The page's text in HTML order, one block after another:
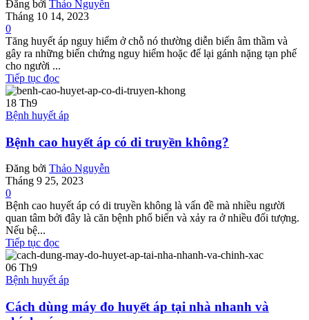
Đăng bởi Thảo Nguyễn
Tháng 10 14, 2023
0
Tăng huyết áp nguy hiểm ở chỗ nó thường diễn biến âm thầm và
gây ra những biến chứng nguy hiểm hoặc để lại gánh nặng tạn phế
cho người ...
Tiếp tục đọc
18 Th9
Bệnh huyết áp
Bệnh cao huyết áp có di truyền không?
Đăng bởi Thảo Nguyễn
Tháng 9 25, 2023
0
Bệnh cao huyết áp có di truyền không là vấn đề mà nhiều người
quan tâm bởi đây là căn bệnh phổ biến và xảy ra ở nhiều đối tượng.
Nếu bệ...
Tiếp tục đọc
06 Th9
Bệnh huyết áp
Cách dùng máy đo huyết áp tại nhà nhanh và